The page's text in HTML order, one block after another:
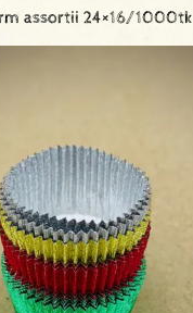
assortii 24×16/1000tk